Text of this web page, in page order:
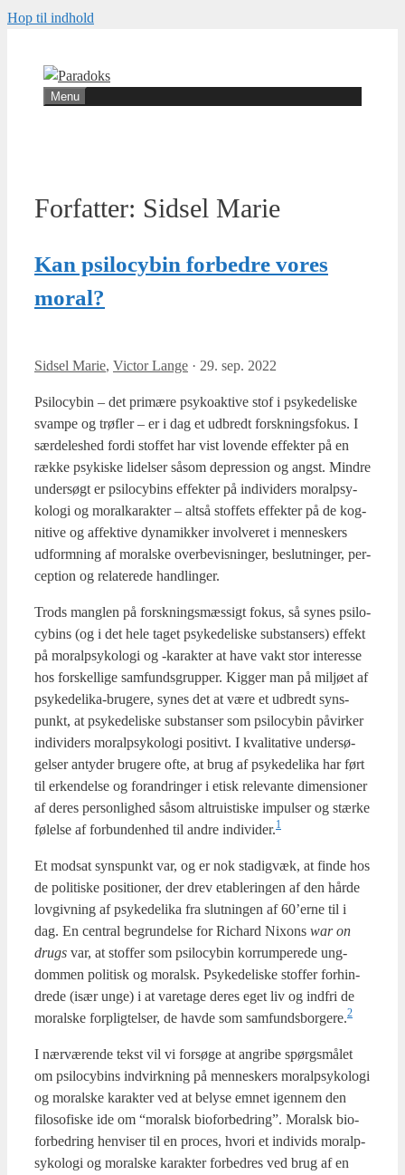
Hop til indhold
Menu
Forfatter: Sidsel Marie
Kan psilocybin forbedre vores
moral?
Sidsel Marie, Victor Lange · 29. sep. 2022
Psi­lo­cy­bin – det pri­mæ­re psy­ko­ak­ti­ve stof i psy­ke­de­li­ske
svam­pe og trø­f­ler – er i dag et udbredt forsk­nings­fo­kus. I
sær­de­les­hed for­di stof­fet har vist loven­de effek­ter på en
ræk­ke psy­ki­ske lidel­ser såsom depres­sion og angst. Min­dre
under­søgt er psi­lo­cy­bins effek­ter på indi­vi­ders moralp­sy­
ko­lo­gi og moral­ka­rak­ter – alt­så stof­fets effek­ter på de kog­
ni­ti­ve og affek­ti­ve dyna­mi­k­ker invol­ve­ret i men­ne­skers
udform­ning af moral­ske over­be­vis­nin­ger, beslut­nin­ger, per­
cep­tion og rela­te­re­de handling­er.
Trods mang­len på forsk­nings­mæs­sigt fokus, så synes psi­lo­
cy­bins (og i det hele taget psy­ke­de­li­ske sub­stan­sers) effekt
på moralp­sy­ko­lo­gi og ‑karak­ter at have vakt stor inte­res­se
hos for­skel­li­ge sam­funds­grup­per. Kig­ger man på mil­jø­et af
psy­ke­de­li­ka-bru­ge­re, synes det at være et udbredt syns­
punkt, at psy­ke­de­li­ske sub­stan­ser som psi­lo­cy­bin påvir­ker
indi­vi­ders moralp­sy­ko­lo­gi posi­tivt. I kva­li­ta­ti­ve under­sø­
gel­ser anty­der bru­ge­re ofte, at brug af psy­ke­de­li­ka har ført
til erken­del­se og for­an­dring­er i etisk rele­van­te dimen­sio­ner
af deres per­son­lig­hed såsom altru­is­tis­ke impul­ser og stær­ke
følel­se af for­bun­den­hed til andre individer.1
Et mod­sat syns­punkt var, og er nok sta­dig­væk, at fin­de hos
de poli­ti­ske posi­tio­ner, der drev etab­le­rin­gen af den hår­de
lov­giv­ning af psy­ke­de­li­ka fra slut­nin­gen af 60’erne til i
dag. En cen­tral begrun­del­se for Richard Nixons war on
drugs var, at stof­fer som psi­lo­cy­bin kor­rum­pe­re­de ung­
dom­men poli­tisk og moralsk. Psy­ke­de­li­ske stof­fer for­hin­
dre­de (især unge) i at vare­ta­ge deres eget liv og ind­fri de
moral­ske for­plig­tel­ser, de hav­de som samfundsborgere.2
I nær­væ­ren­de tekst vil vi for­sø­ge at angri­be spørgs­må­let
om psi­lo­cy­bins ind­virk­ning på men­ne­skers moralp­sy­ko­lo­gi
og moral­ske karak­ter ved at bely­se emnet igen­nem den
filo­so­fi­ske ide om “moralsk bio­for­bed­ring”. Moralsk bio­
for­bed­ring hen­vi­ser til en pro­ces, hvori et indi­vids moralp­
sy­ko­lo­gi og moral­ske karak­ter for­bed­res ved brug af en